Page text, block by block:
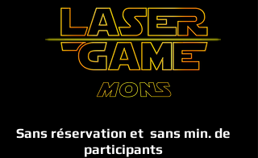
Sans réservation et sans min. de
participants